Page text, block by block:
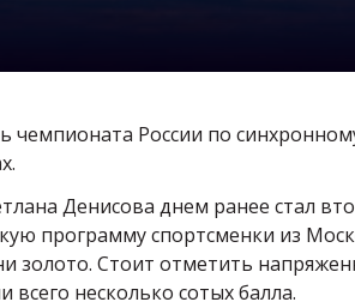
чемпионата России по
Денисова днем ранее стал
программу спортсменки из
золото. Стоит отметить
всего несколько сотых балла.